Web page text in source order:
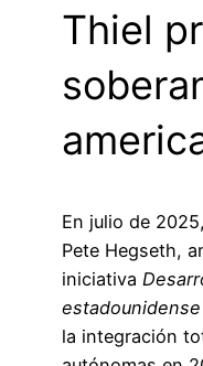
Thiel
En julio de
Pete Hegseth,
iniciativa
la integración